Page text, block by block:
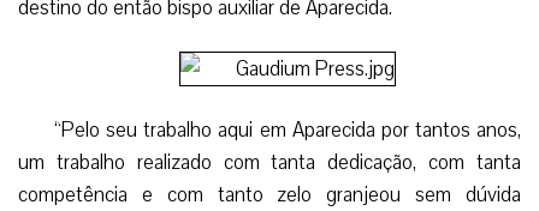
destino do então bispo auxiliar de Aparecida.
“Pelo seu trabalho aqui em Aparecida por tantos anos,
um trabalho realizado com tanta dedicação, com tanta
competência e com tanto zelo granjeou sem dúvida